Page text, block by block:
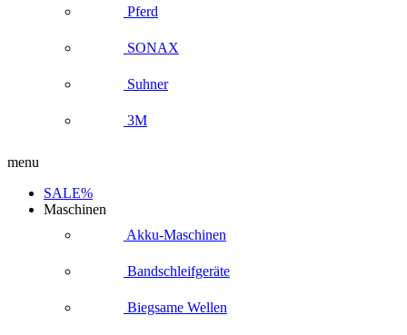
Pferd
SONAX
Suhner
3M
menu
SALE%
Maschinen
Akku-Maschinen
Bandschleifgeräte
Biegsame Wellen